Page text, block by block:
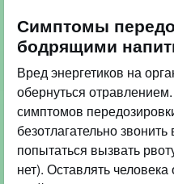
Симптомы
бодрящими
Вред энергетиков на
обернуться
симптомов
безотлагательно
попытаться вызвать
нет). Оставлять